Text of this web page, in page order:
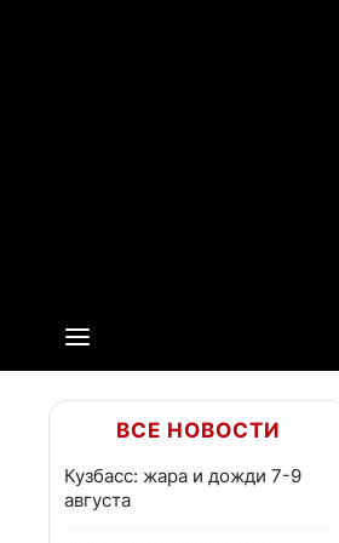
ВСЕ НОВОСТИ
Кузбасс: жара и дожди 7-9
августа